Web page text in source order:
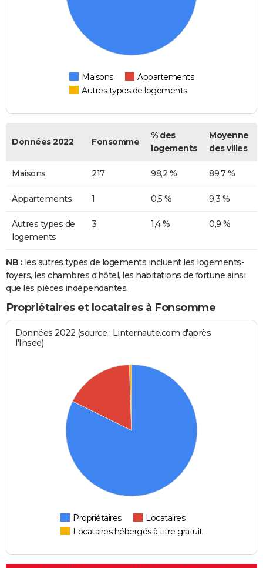
Maisons
Appartements
Autres types de logements
Données 2022 Fonsomme
% des
logements
Moyenne
des villes
Maisons 217 98,2 % 89,7 %
Appartements 1 0,5 % 9,3 %
Autres types de
logements
3 1,4 % 0,9 %
NB : les autres types de logements incluent les logements-
foyers, les chambres d'hôtel, les habitations de fortune ainsi
que les pièces indépendantes.
Propriétaires et locataires à Fonsomme
Données 2022 (source : Linternaute.com d'après
l'Insee)
Propriétaires
Locataires
Locataires hébergés à titre gratuit